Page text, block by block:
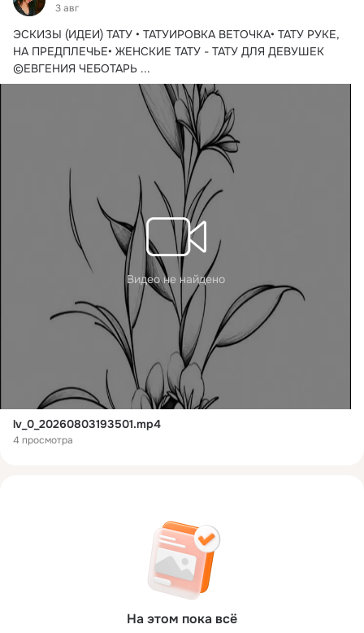
3 авг
ЭСКИЗЫ (ИДЕИ) ТАТУ • ТАТУИРОВКА ВЕТОЧКА• ТАТУ РУКЕ,
НА ПРЕДПЛЕЧЬЕ• ЖЕНСКИЕ ТАТУ - ТАТУ ДЛЯ ДЕВУШЕК
©ЕВГЕНИЯ ЧЕБОТАРЬ ...
Видео не найдено
lv_0_20260803193501.mp4
4 просмотра
На этом пока всё